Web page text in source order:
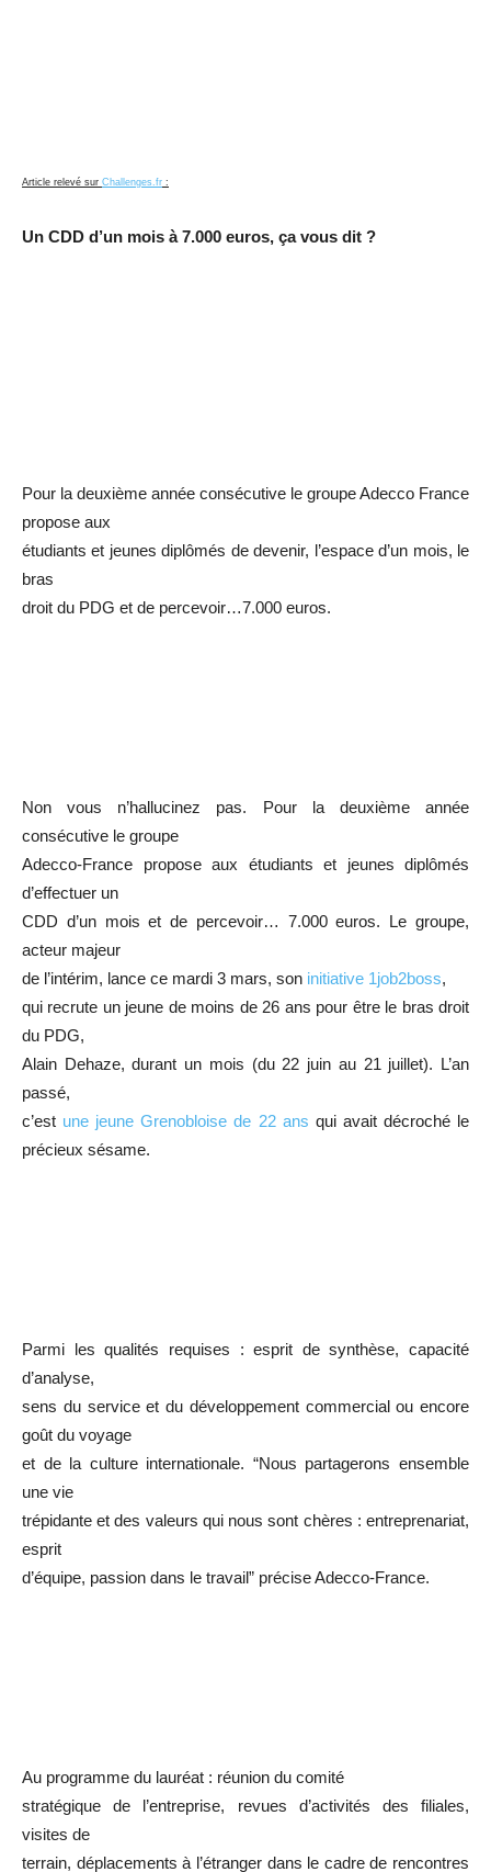
Article relevé sur Challenges.fr :
Un CDD d’un mois à 7.000 euros, ça vous dit ?
Pour la deuxième année consécutive le groupe Adecco France
propose aux
étudiants et jeunes diplômés de devenir, l’espace d’un mois, le
bras
droit du PDG et de percevoir…7.000 euros.
Non vous n’hallucinez pas. Pour la deuxième année
consécutive le groupe
Adecco-France propose aux étudiants et jeunes diplômés
d’effectuer un
CDD d’un mois et de percevoir… 7.000 euros. Le groupe,
acteur majeur
de l’intérim, lance ce mardi 3 mars, son initiative 1job2boss,
qui recrute un jeune de moins de 26 ans pour être le bras droit
du PDG,
Alain Dehaze, durant un mois (du 22 juin au 21 juillet). L’an
passé,
c’est une jeune Grenobloise de 22 ans qui avait décroché le
précieux sésame.
Parmi les qualités requises : esprit de synthèse, capacité
d’analyse,
sens du service et du développement commercial ou encore
goût du voyage
et de la culture internationale. “Nous partagerons ensemble
une vie
trépidante et des valeurs qui nous sont chères : entreprenariat,
esprit
d’équipe, passion dans le travail” précise Adecco-France.
Au programme du lauréat : réunion du comité
stratégique de l’entreprise, revues d’activités des filiales,
visites de
terrain, déplacements à l’étranger dans le cadre de rencontres